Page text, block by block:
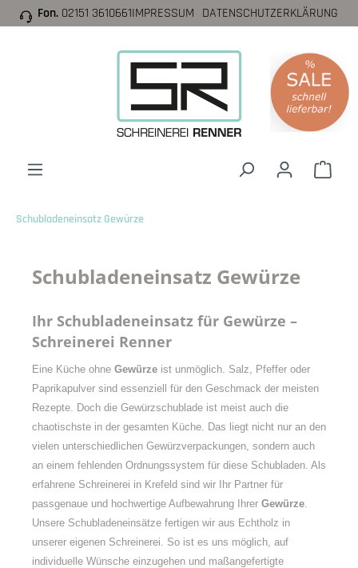
springen
Fon. 02151 3610661IMPRESSUM DATENSCHUTZERKLÄRUNG
Schubladeneinsatz Gewürze
Schubladeneinsatz Gewürze
Ihr Schubladeneinsatz für Gewürze –
Schreinerei Renner
Eine Küche ohne Gewürze ist unmöglich. Salz, Pfeffer oder
Paprikapulver sind essenziell für den Geschmack der meisten
Rezepte. Doch die Gewürzschublade ist meist auch die
chaotischste in der gesamten Küche. Das liegt nicht nur an den
vielen unterschiedlichen Gewürzverpackungen, sondern auch
an einem fehlenden Ordnungssystem für diese Schubladen. Als
erfahrene Schreinerei in Krefeld sind wir Ihr Partner für
passgenaue und hochwertige Aufbewahrung Ihrer Gewürze.
Unsere Schubladeneinsätze fertigen wir aus Echtholz in
unserer eigenen Schreinerei. So ist es uns möglich, auf
individuelle Wünsche einzugehen und maßangefertigte